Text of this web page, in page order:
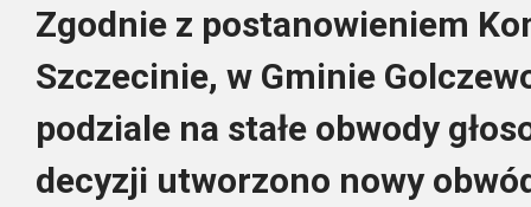
Zgodnie z postanowieniem
Szczecinie, w Gminie
podziale na stałe obwody
decyzji utworzono nowy